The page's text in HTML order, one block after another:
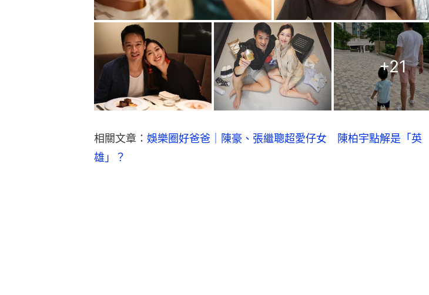
+21
相關文章： 娛樂圈好爸爸｜陳豪、張繼聰超愛仔女　陳柏宇點解是「英
雄」？